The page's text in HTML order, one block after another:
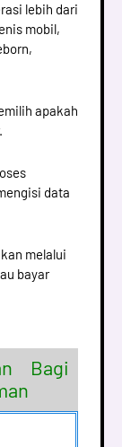
lebih dari
mobil,
apakah
data
melalui
bayar
Bagi